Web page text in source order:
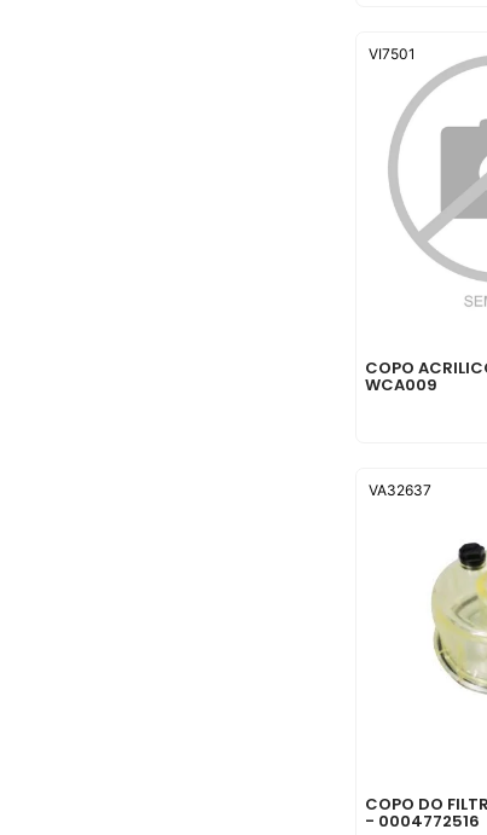
COPO
WCA009
VI7501
COPO DO
- 0004772516
VA32637